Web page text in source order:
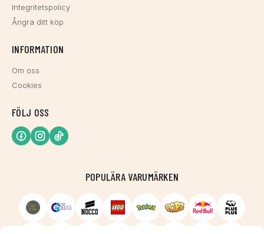
Integritetspolicy
Ångra ditt köp
INFORMATION
Om oss
Cookies
FÖLJ OSS
POPULÄRA VARUMÄRKEN